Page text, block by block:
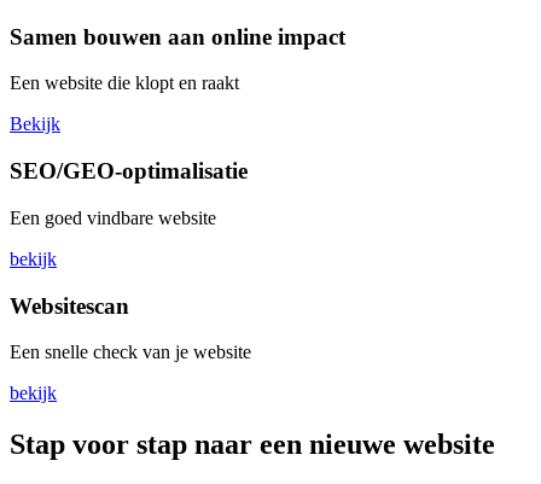
Samen bouwen aan online impact
Een website die klopt en raakt
Bekijk
SEO/GEO-optimalisatie
Een goed vindbare website
bekijk
Websitescan
Een snelle check van je website
bekijk
Stap voor stap naar een nieuwe website